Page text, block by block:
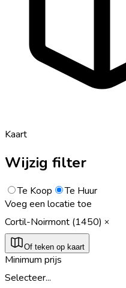
Kaart
Wijzig filter
Te Koop
Te Huur
Voeg een locatie toe
Cortil-Noirmont (1450)
Of teken op kaart
Minimum prijs
Selecteer...